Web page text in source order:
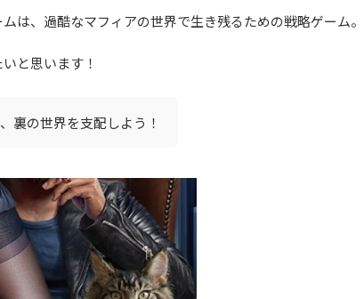
は、過酷なマフィアの世界で生き残るための戦略ゲーム。
と思います！
裏の世界を支配しよう！